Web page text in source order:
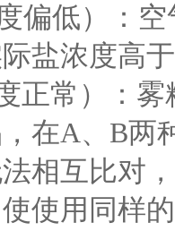
偏低）：
盐浓度高
正常）：
在A、B两
相互比对
使用同样